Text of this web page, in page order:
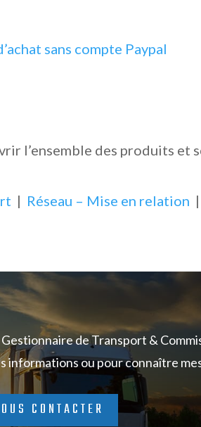
sans compte Paypal
l’ensemble des produits et
| Réseau – Mise en relation |
de Transport &
informations ou pour connaître
CONTACTER